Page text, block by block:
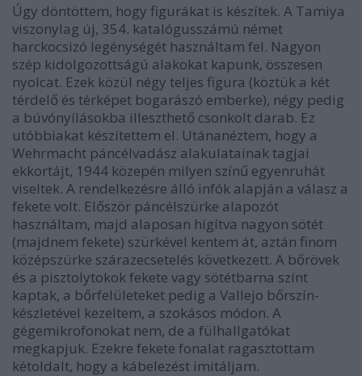
Úgy döntöttem, hogy figurákat is készítek. A Tamiya
viszonylag új, 354. katalógusszámú német
harckocsizó legénységét használtam fel. Nagyon
szép kidolgozottságú alakokat kapunk, összesen
nyolcat. Ezek közül négy teljes figura (köztük a két
térdelő és térképet bogarászó emberke), négy pedig
a búvónyílásokba illeszthető csonkolt darab. Ez
utóbbiakat készítettem el. Utánanéztem, hogy a
Wehrmacht páncélvadász alakulatainak tagjai
ekkortájt, 1944 közepén milyen színű egyenruhát
viseltek. A rendelkezésre álló infók alapján a válasz a
fekete volt. Először páncélszürke alapozót
használtam, majd alaposan hígítva nagyon sötét
(majdnem fekete) szürkével kentem át, aztán finom
középszürke szárazecsetelés következett. A bőrövek
és a pisztolytokok fekete vagy sötétbarna színt
kaptak, a bőrfelületeket pedig a Vallejo bőrszín-
készletével kezeltem, a szokásos módon. A
gégemikrofonokat nem, de a fülhallgatókat
megkapjuk. Ezekre fekete fonalat ragasztottam
kétoldalt, hogy a kábelezést imitáljam.